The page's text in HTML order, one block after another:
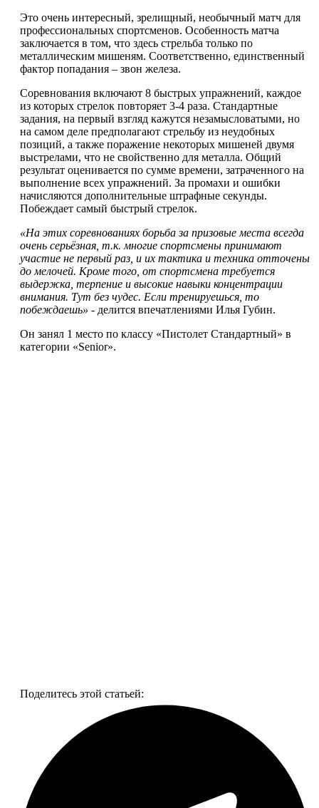
Это очень интересный, зрелищный, необычный матч для
профессиональных спортсменов. Особенность матча
заключается в том, что здесь стрельба только по
металлическим мишеням. Соответственно, единственный
фактор попадания – звон железа.
Соревнования включают 8 быстрых упражнений, каждое
из которых стрелок повторяет 3-4 раза. Стандартные
задания, на первый взгляд кажутся незамысловатыми, но
на самом деле предполагают стрельбу из неудобных
позиций, а также поражение некоторых мишеней двумя
выстрелами, что не свойственно для металла. Общий
результат оценивается по сумме времени, затраченного на
выполнение всех упражнений. За промахи и ошибки
начисляются дополнительные штрафные секунды.
Побеждает самый быстрый стрелок.
«На этих соревнованиях борьба за призовые места всегда
очень серьёзная, т.к. многие спортсмены принимают
участие не первый раз, и их тактика и техника отточены
до мелочей. Кроме того, от спортсмена требуется
выдержка, терпение и высокие навыки концентрации
внимания. Тут без чудес. Если тренируешься, то
побеждаешь» - делится впечатлениями Илья Губин.
Он занял 1 место по классу «Пистолет Стандартный» в
категории «Senior».
Поделитесь этой статьей: